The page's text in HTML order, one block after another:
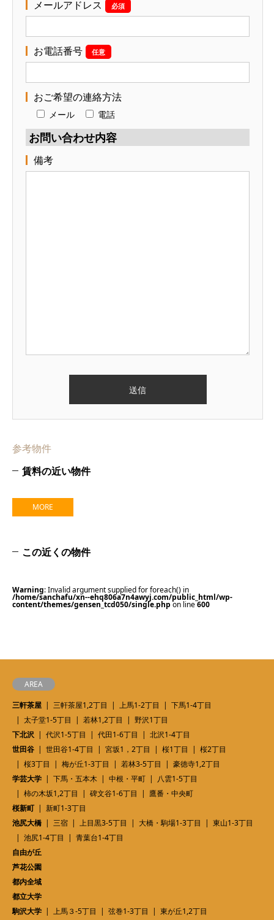
メールアドレス 必須
お電話番号 任意
おご希望の連絡方法
メール 電話
お問い合わせ内容
備考
参考物件
賃料の近い物件
MORE
この近くの物件
Warning: Invalid argument supplied for foreach() in
/home/sanchafu/xn--ehq806a7n4awyj.com/public_html/wp-
content/themes/gensen_tcd050/single.php on line600
AREA
三軒茶屋
三軒茶屋1,2丁目 上馬1-2丁目
下馬1-4丁目
太子堂1-5丁目
若林1,2丁目
野沢1丁目
下北沢
代沢1-5丁目 代田1-6丁目
北沢1-4丁目
世田谷
世田谷1-4丁目 宮坂1，2丁目 桜1丁目
桜2丁目
桜3丁目
梅が丘1-3丁目 若林3-5丁目
豪徳寺1,2丁目
学芸大学
下馬・五本木 中根・平町
八雲1-5丁目
柿の木坂1,2丁目
碑文谷1-6丁目
鷹番・中央町
桜新町
新町1-3丁目
池尻大橋
三宿 上目黒3-5丁目 大橋・駒場1-3丁目
東山1-3丁目
池尻1-4丁目
青葉台1-4丁目
自由が丘
芦花公園
都内全域
都立大学
駒沢大学
上馬３-5丁目 弦巻1-3丁目
東が丘1,2丁目